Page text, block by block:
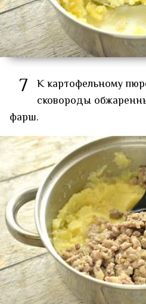
7 К картофельному
сковороды
фарш.